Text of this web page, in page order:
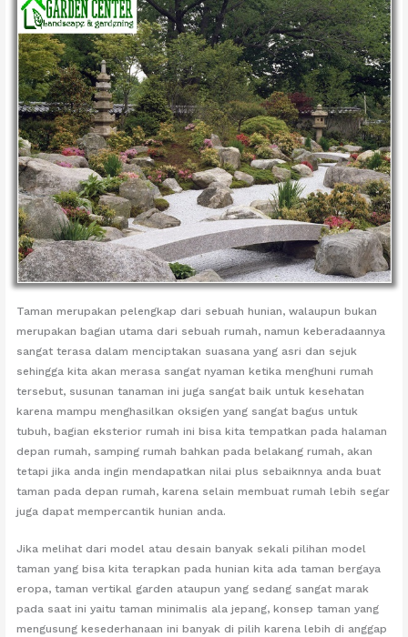
Taman merupakan pelengkap dari sebuah hunian, walaupun bukan
merupakan bagian utama dari sebuah rumah, namun keberadaannya
sangat terasa dalam menciptakan suasana yang asri dan sejuk
sehingga kita akan merasa sangat nyaman ketika menghuni rumah
tersebut, susunan tanaman ini juga sangat baik untuk kesehatan
karena mampu menghasilkan oksigen yang sangat bagus untuk
tubuh, bagian eksterior rumah ini bisa kita tempatkan pada halaman
depan rumah, samping rumah bahkan pada belakang rumah, akan
tetapi jika anda ingin mendapatkan nilai plus sebaiknnya anda buat
taman pada depan rumah, karena selain membuat rumah lebih segar
juga dapat mempercantik hunian anda.
Jika melihat dari model atau desain banyak sekali pilihan model
taman yang bisa kita terapkan pada hunian kita ada taman bergaya
eropa, taman vertikal garden ataupun yang sedang sangat marak
pada saat ini yaitu taman minimalis ala jepang, konsep taman yang
mengusung kesederhanaan ini banyak di pilih karena lebih di anggap